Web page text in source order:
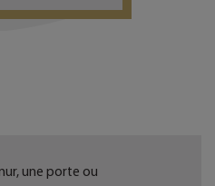
une porte ou